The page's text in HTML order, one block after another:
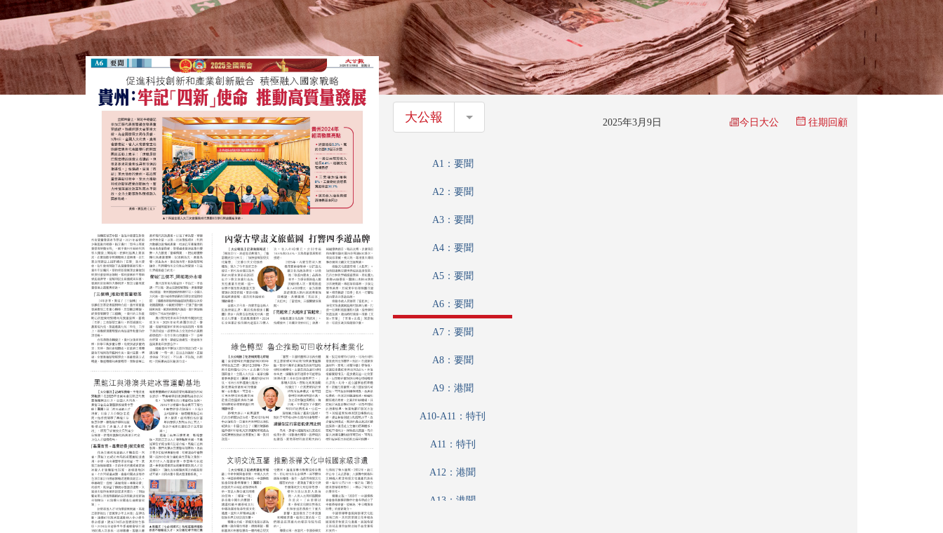
大公報 大公報 2025年3月9日 今日大公 往期回顧
A1：要聞
A2：要聞
A3：要聞
A4：要聞
A5：要聞
A6：要聞
A7：要聞
A8：要聞
A9：港聞
A10-A11：特刊
A11：特刊
A12：港聞
A13：港聞